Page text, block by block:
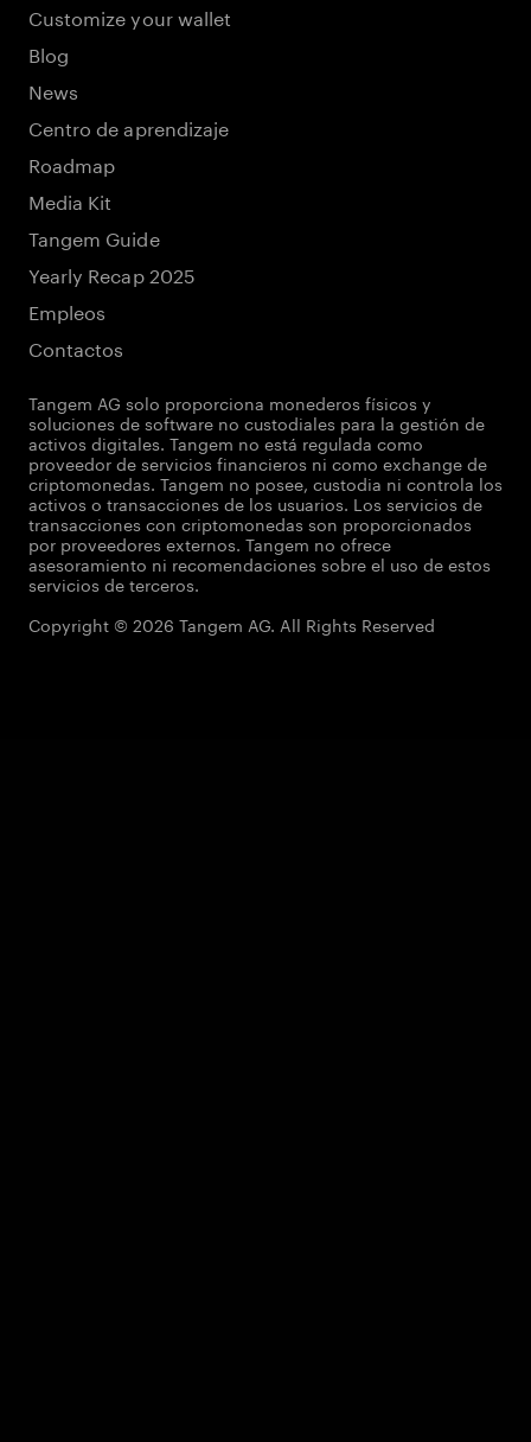
Customize your wallet
Blog
News
Centro de aprendizaje
Roadmap
Media Kit
Tangem Guide
Yearly Recap 2025
Empleos
Contactos
Tangem AG solo proporciona monederos físicos y
soluciones de software no custodiales para la gestión de
activos digitales. Tangem no está regulada como
proveedor de servicios financieros ni como exchange de
criptomonedas. Tangem no posee, custodia ni controla los
activos o transacciones de los usuarios. Los servicios de
transacciones con criptomonedas son proporcionados
por proveedores externos. Tangem no ofrece
asesoramiento ni recomendaciones sobre el uso de estos
servicios de terceros.